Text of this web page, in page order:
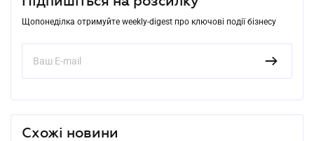
Щопонеділка отримуйте weekly-digest про ключові події бізнесу
Схожі новини